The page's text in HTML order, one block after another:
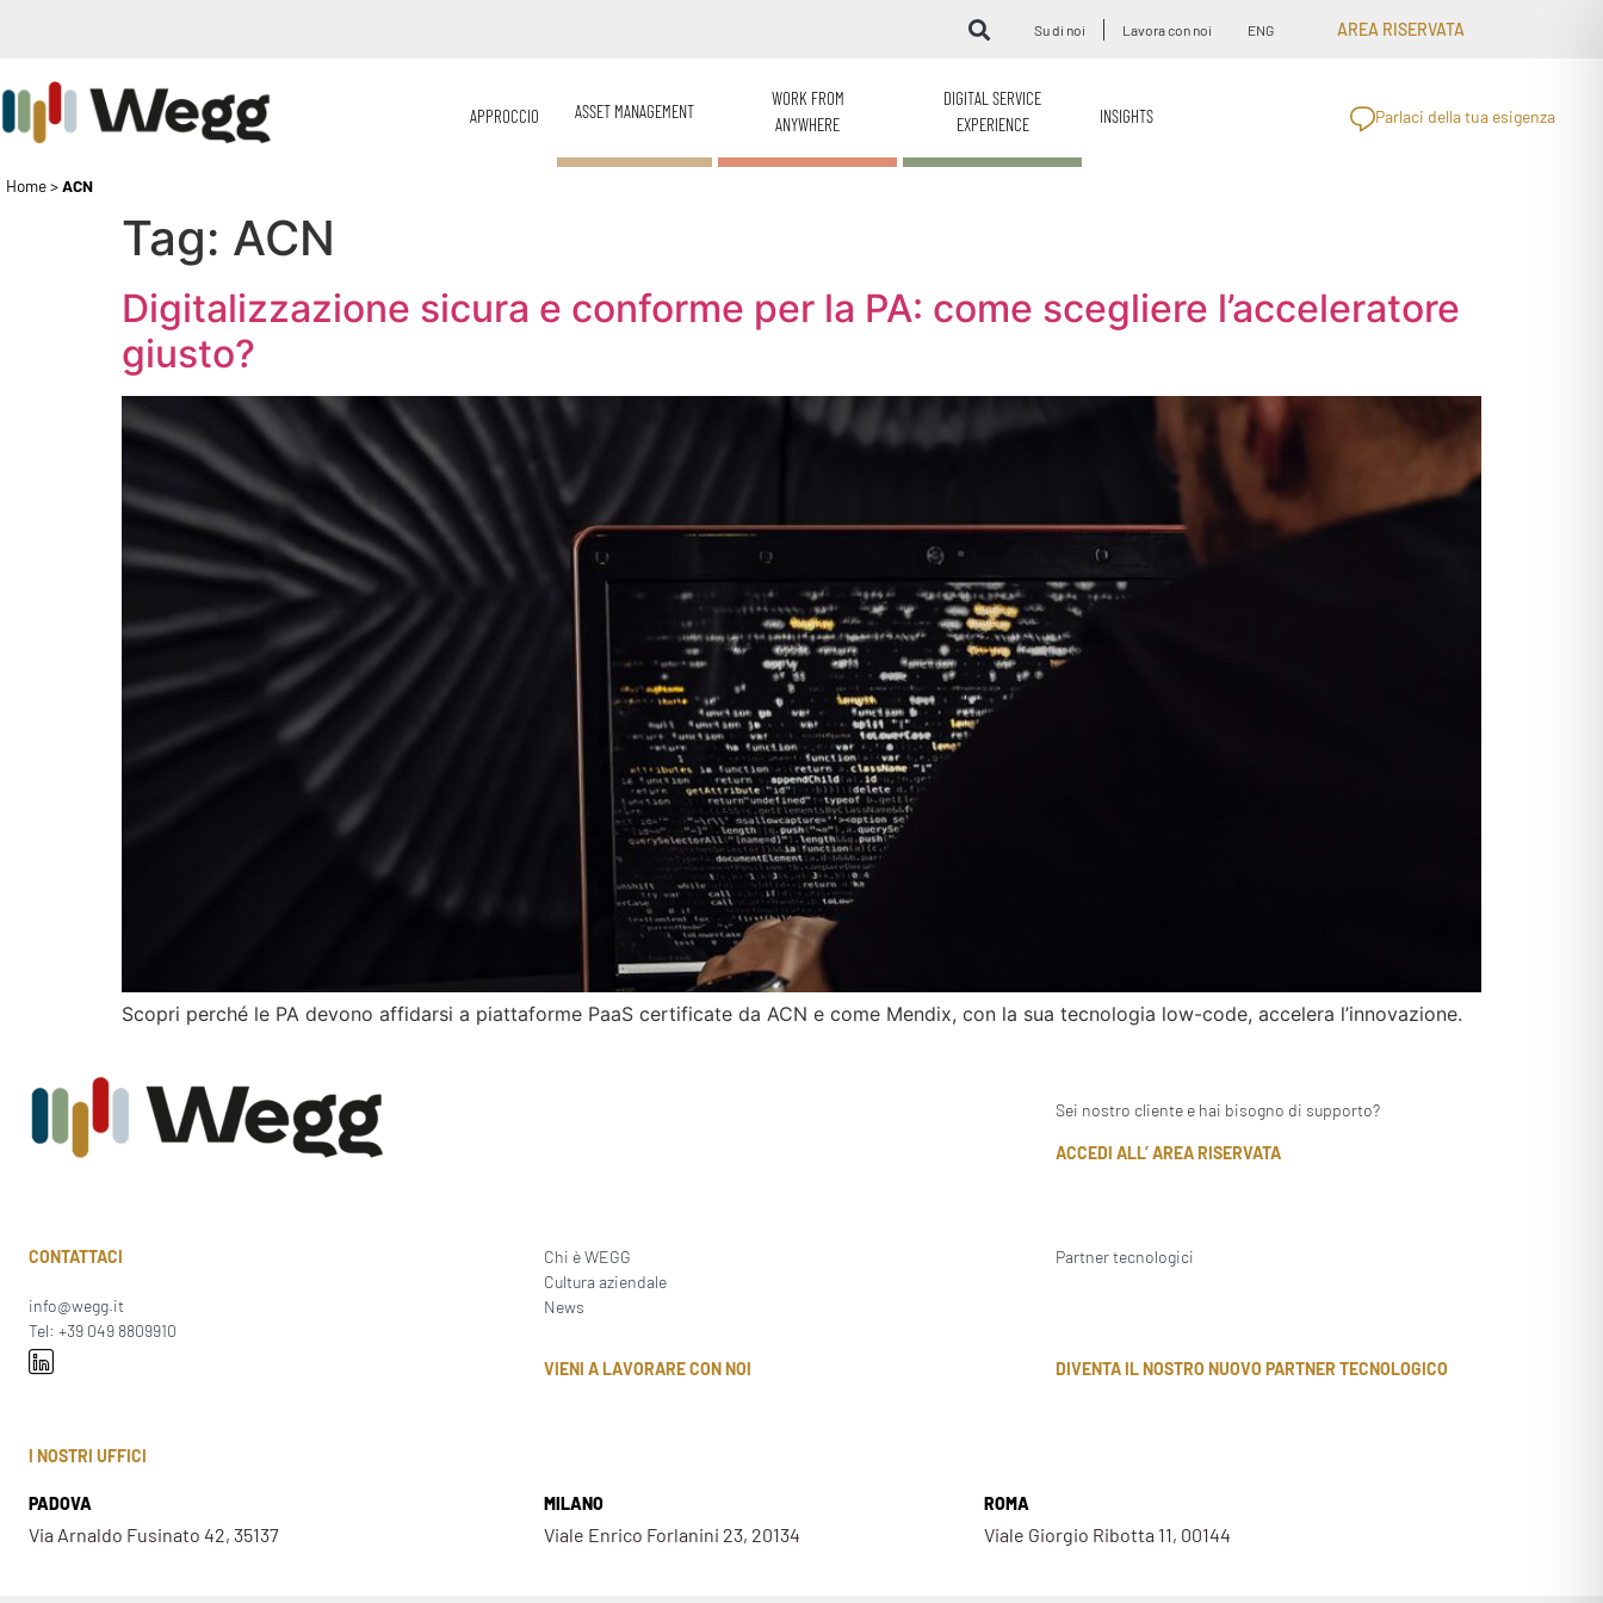
Su di noi Lavora con noi ENG AREA RISERVATA
APPROCCIO ASSET MANAGEMENT
WORK FROM
ANYWHERE
DIGITAL SERVICE
EXPERIENCE
INSIGHTS Parlaci della tua esigenza
Home>ACN
Tag: ACN
Digitalizzazione sicura e conforme per la PA: come scegliere l’acceleratore
giusto?
Scopri perché le PA devono affidarsi a piattaforme PaaS certificate da ACN e come Mendix, con la sua tecnologia low-code, accelera l’innovazione.
Sei nostro cliente e hai bisogno di supporto?
ACCEDI ALL’ AREA RISERVATA
CONTATTACI
info@wegg.it
Tel: +39 049 8809910
Chi è WEGG
Cultura aziendale
News
VIENI A LAVORARE CON NOI
Partner tecnologici
DIVENTA IL NOSTRO NUOVO PARTNER TECNOLOGICO
I NOSTRI UFFICI
PADOVA
Via Arnaldo Fusinato 42, 35137
MILANO
Viale Enrico Forlanini 23, 20134
ROMA
Viale Giorgio Ribotta 11, 00144